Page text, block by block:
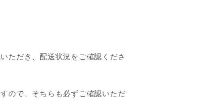
ただき、配送状況をご確認くださ
ので、そちらも必ずご確認いただ